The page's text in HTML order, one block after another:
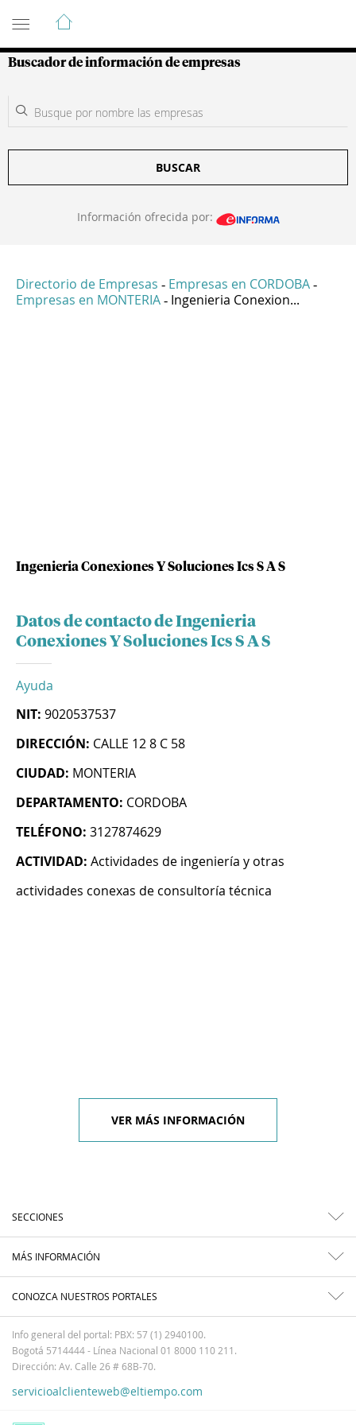
Guía de Empresas Colombianas
Buscador de información de empresas
BUSCAR
Información ofrecida por:
Directorio de Empresas - Empresas en CORDOBA -
Empresas en MONTERIA - Ingenieria Conexion...
Ingenieria Conexiones Y Soluciones Ics S A S
Datos de contacto de Ingenieria
Conexiones Y Soluciones Ics S A S
Ayuda
NIT: 9020537537
DIRECCIÓN: CALLE 12 8 C 58
CIUDAD: MONTERIA
DEPARTAMENTO: CORDOBA
TELÉFONO: 3127874629
ACTIVIDAD: Actividades de ingeniería y otras
actividades conexas de consultoría técnica
VER MÁS INFORMACIÓN
SECCIONES
MÁS INFORMACIÓN
CONOZCA NUESTROS PORTALES
Info general del portal: PBX: 57 (1) 2940100.
Bogotá 5714444 - Línea Nacional 01 8000 110 211.
Dirección: Av. Calle 26 # 68B-70.
servicioalclienteweb@eltiempo.com